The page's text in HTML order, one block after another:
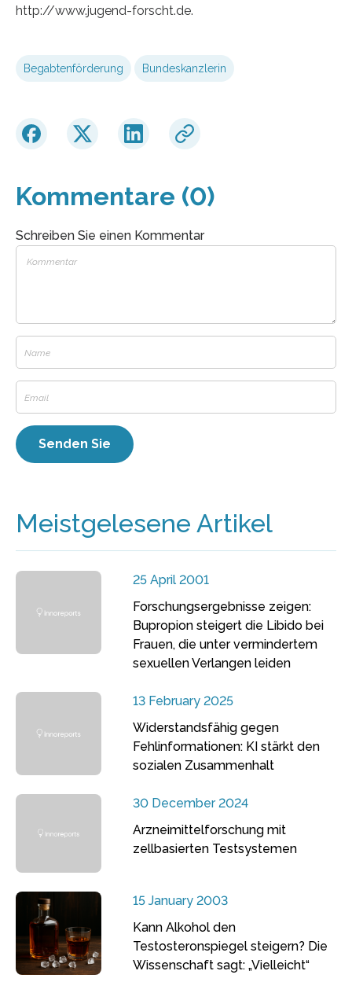
http://www.jugend-forscht.de.
Begabtenförderung Bundeskanzlerin
Kommentare (0)
Schreiben Sie einen Kommentar
Meistgelesene Artikel
25 April 2001
Forschungsergebnisse zeigen:
Bupropion steigert die Libido bei
Frauen, die unter vermindertem
sexuellen Verlangen leiden
13 February 2025
Widerstandsfähig gegen
Fehlinformationen: KI stärkt den
sozialen Zusammenhalt
30 December 2024
Arzneimittelforschung mit
zellbasierten Testsystemen
15 January 2003
Kann Alkohol den
Testosteronspiegel steigern? Die
Wissenschaft sagt: „Vielleicht“